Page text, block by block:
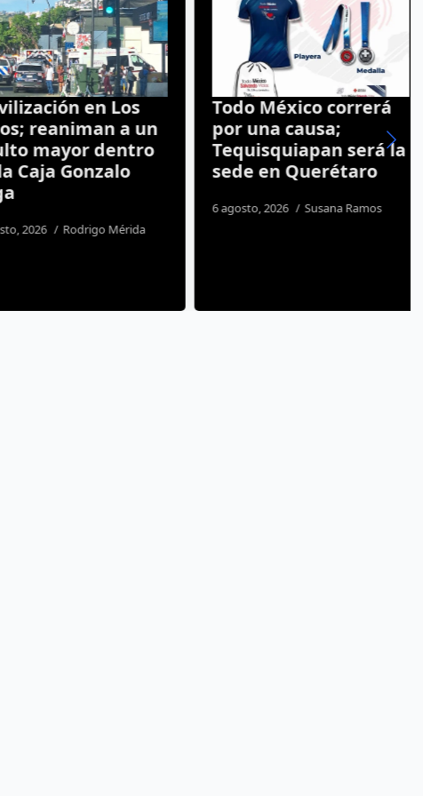
en Los
reaniman a un
mayor dentro
Caja Gonzalo
2026 Rodrigo Mérida
Todo México correrá
por una causa;
Tequisquiapan será la
sede en Querétaro
6 agosto, 2026 Susana Ramos